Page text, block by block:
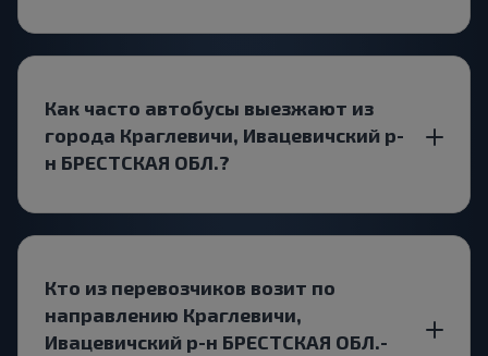
Как часто автобусы выезжают из
города Краглевичи, Ивацевичский р-
н БРЕСТСКАЯ ОБЛ.?
Кто из перевозчиков возит по
направлению Краглевичи,
Ивацевичский р-н БРЕСТСКАЯ ОБЛ.-